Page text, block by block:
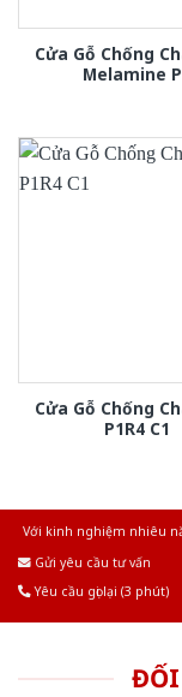
Cửa Gỗ Chống
Melamine
Cửa Gỗ Chống
P1R4 C1
Với kinh nghiệm nhiêu
Gửi yêu cầu tư vấn
Yêu cầu gọi lại (3 phút)
ĐỐI